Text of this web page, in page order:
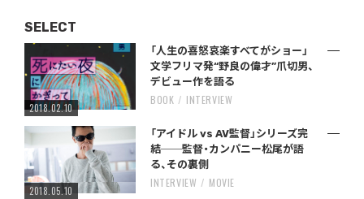
SELECT
2018.02.10
「人生の喜怒哀楽すべてがショー」
文学フリマ発“野良の偉才”爪切男、
デビュー作を語る
BOOK INTERVIEW
2018.05.10
「アイドル vs AV監督」シリーズ完
結──監督・カンパニー松尾が語
る、その裏側
INTERVIEW MOVIE